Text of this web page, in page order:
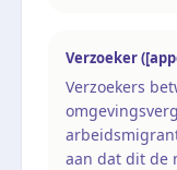
Verzoeker
Verzoekers
aan dat dit de